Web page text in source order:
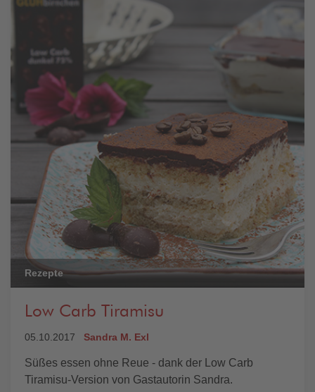
Rezepte
Low Carb Tiramisu
05.10.2017 Sandra M. Exl
Süßes essen ohne Reue - dank der Low Carb
Tiramisu-Version von Gastautorin Sandra.